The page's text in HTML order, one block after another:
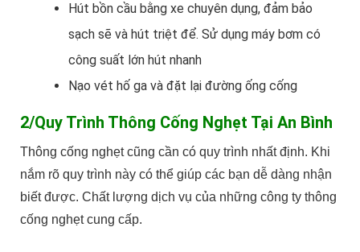
Hút bồn cầu bằng xe chuyên dụng, đảm bảo
sạch sẽ và hút triệt để. Sử dụng máy bơm có
công suất lớn hút nhanh
Nạo vét hố ga và đặt lại đường ống cống
2/Quy Trình Thông Cống Nghẹt Tại An Bình
Thông cống nghẹt cũng cần có quy trình nhất định. Khi
nắm rõ quy trình này có thể giúp các bạn dễ dàng nhận
biết được. Chất lượng dịch vụ của những công ty thông
cống nghẹt cung cấp.